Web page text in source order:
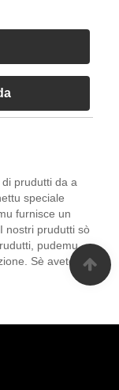
prudutti da a
speciale
furnisce un
nostri prudutti sò
pudemu
Sè avete